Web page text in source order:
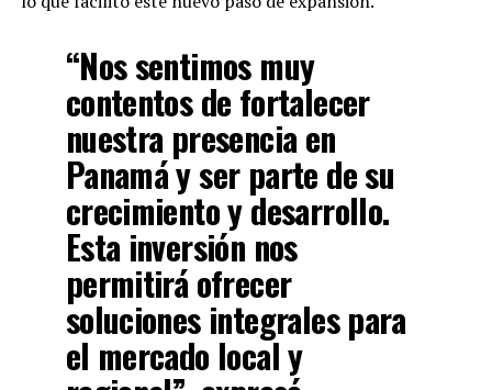
“Nos sentimos muy
contentos de fortalecer
nuestra presencia en
Panamá y ser parte de su
crecimiento y desarrollo.
Esta inversión nos
permitirá ofrecer
soluciones integrales para
el mercado local y